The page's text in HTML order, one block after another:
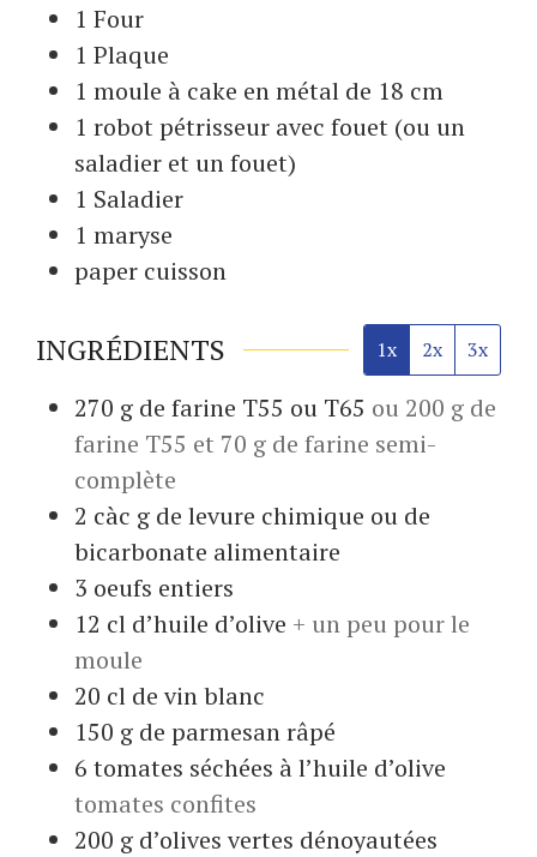
1 Four
1 Plaque
1 moule à cake en métal de 18 cm
1 robot pétrisseur avec fouet (ou un
saladier et un fouet)
1 Saladier
1 maryse
paper cuisson
INGRÉDIENTS 1x 2x 3x
270 g de farine T55 ou T65 ou 200 g de
farine T55 et 70 g de farine semi-
complète
2 càc g de levure chimique ou de
bicarbonate alimentaire
3 oeufs entiers
12 cl d’huile d’olive + un peu pour le
moule
20 cl de vin blanc
150 g de parmesan râpé
6 tomates séchées à l’huile d’olive
tomates confites
200 g d’olives vertes dénoyautées